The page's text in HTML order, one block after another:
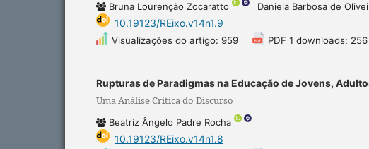
Bruna Lourenção Zocaratto Daniela Barbosa de
10.19123/REixo.v14n1.9
Visualizações do artigo: 959 PDF 1 downloads: 256
Rupturas de Paradigmas na Educação de Jovens,
Uma Análise Crítica do Discurso
Beatriz Ângelo Padre Rocha
10.19123/REixo.v14n1.8